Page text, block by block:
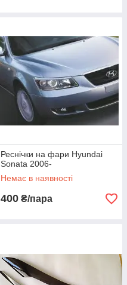
Реснічки на фари Hyundai
Sonata 2006-
Немає в наявності
400 ₴/пара